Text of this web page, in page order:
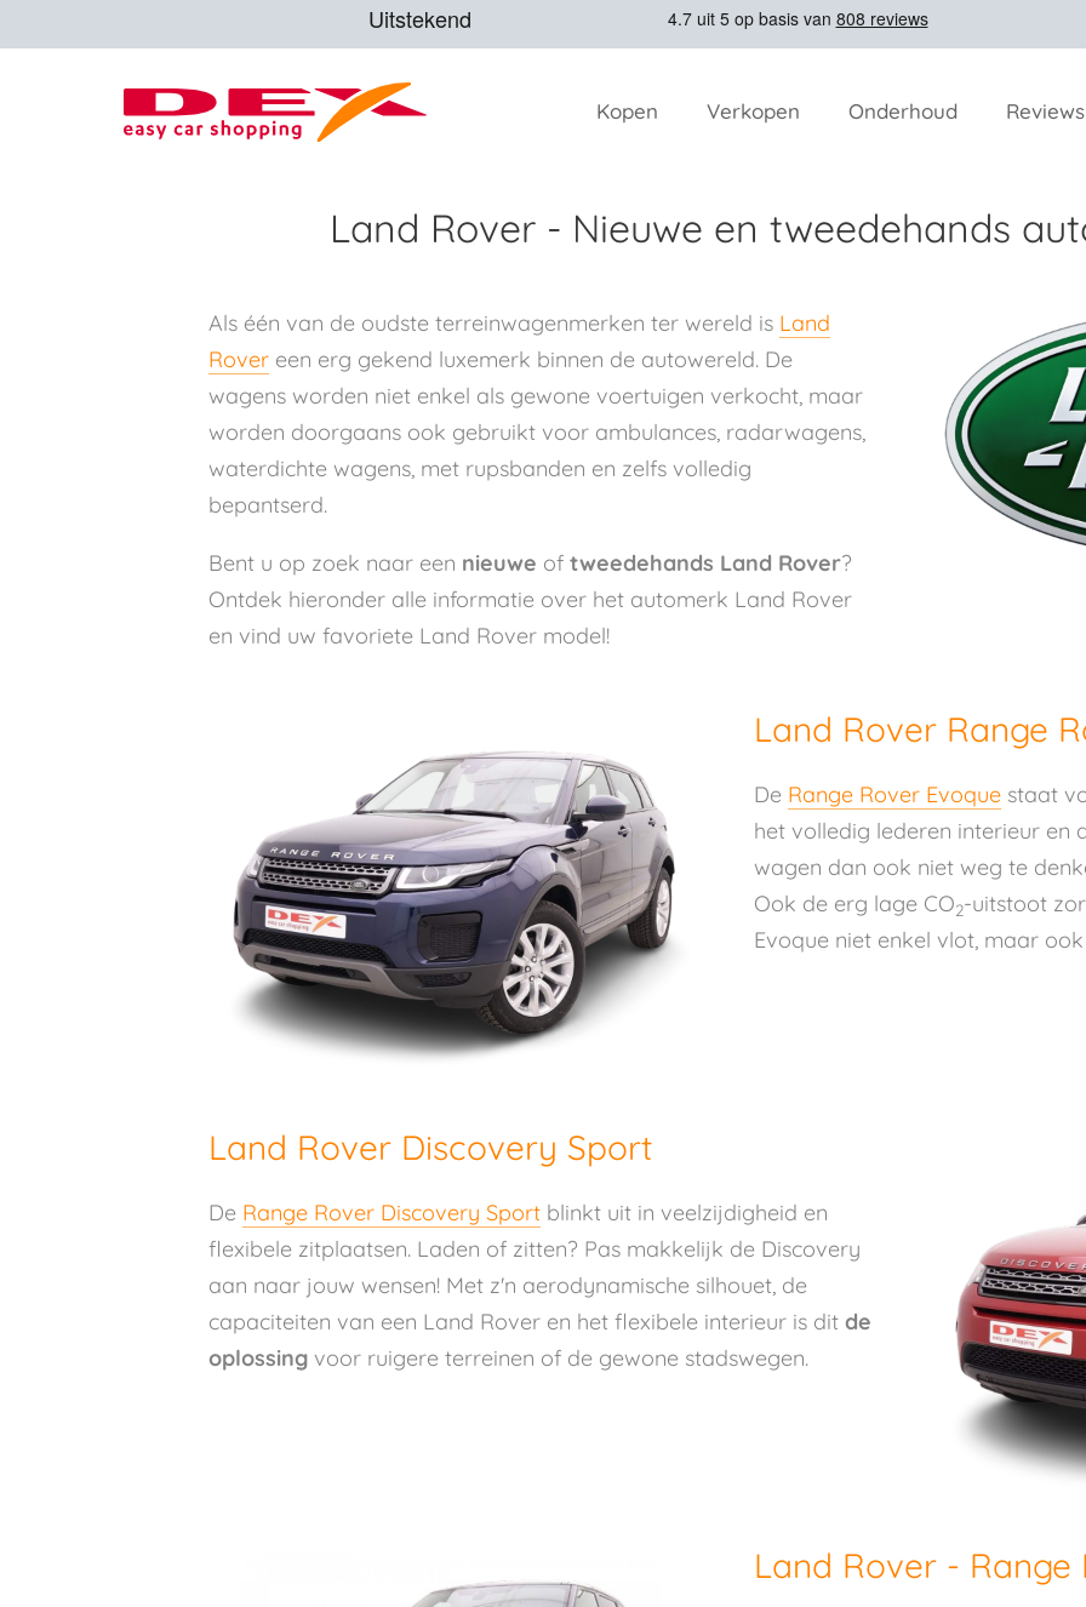
Kopen Verkopen Onderhoud Reviews
Land Rover - Nieuwe en tweedehands
Als één van de oudste terreinwagenmerken ter wereld is Land
Rover een erg gekend luxemerk binnen de autowereld. De
wagens worden niet enkel als gewone voertuigen verkocht, maar
worden doorgaans ook gebruikt voor ambulances, radarwagens,
waterdichte wagens, met rupsbanden en zelfs volledig
bepantserd.
Bent u op zoek naar een nieuwe of tweedehands Land Rover?
Ontdek hieronder alle informatie over het automerk Land Rover
en vind uw favoriete Land Rover model!
Land Rover Range
De Range Rover Evoque staat
het volledig lederen interieur en
wagen dan ook niet weg te
Ook de erg lage CO2-uitstoot
Evoque niet enkel vlot, maar
Land Rover Discovery Sport
De Range Rover Discovery Sport blinkt uit in veelzijdigheid en
flexibele zitplaatsen. Laden of zitten? Pas makkelijk de Discovery
aan naar jouw wensen! Met z'n aerodynamische silhouet, de
capaciteiten van een Land Rover en het flexibele interieur is dit de
oplossing voor ruigere terreinen of de gewone stadswegen.
Land Rover - Range